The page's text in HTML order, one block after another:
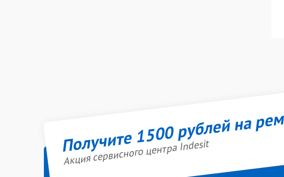
Получите 1500 рублей на
Акция сервисного центра Indesit